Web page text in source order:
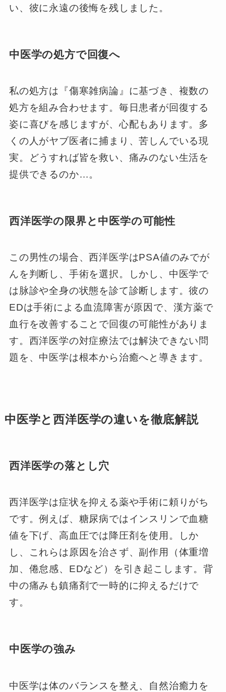
い、彼に永遠の後悔を残しました。
中医学の処方で回復へ
私の処方は『傷寒雑病論』に基づき、複数の
処方を組み合わせます。毎日患者が回復する
姿に喜びを感じますが、心配もあります。多
くの人がヤブ医者に捕まり、苦しんでいる現
実。どうすれば皆を救い、痛みのない生活を
提供できるのか…。
西洋医学の限界と中医学の可能性
この男性の場合、西洋医学はPSA値のみでが
んを判断し、手術を選択。しかし、中医学で
は脉診や全身の状態を診て診断します。彼の
EDは手術による血流障害が原因で、漢方薬で
血行を改善することで回復の可能性がありま
す。西洋医学の対症療法では解決できない問
題を、中医学は根本から治癒へと導きます。
中医学と西洋医学の違いを徹底解説
西洋医学の落とし穴
西洋医学は症状を抑える薬や手術に頼りがち
です。例えば、糖尿病ではインスリンで血糖
値を下げ、高血圧では降圧剤を使用。しか
し、これらは原因を治さず、副作用（体重増
加、倦怠感、EDなど）を引き起こします。背
中の痛みも鎮痛剤で一時的に抑えるだけで
す。
中医学の強み
中医学は体のバランスを整え、自然治癒力を